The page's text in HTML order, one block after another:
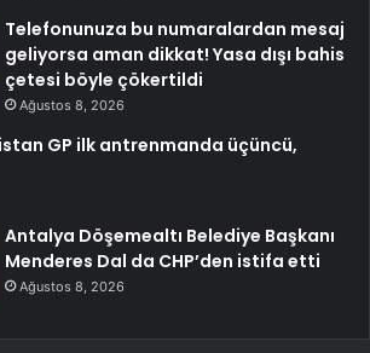
Telefonunuza bu numaralardan mesaj
geliyorsa aman dikkat! Yasa dışı bahis
çetesi böyle çökertildi
Ağustos 8, 2026
GP ilk antrenmanda üçüncü,
Antalya Döşemealtı Belediye Başkanı
Menderes Dal da CHP’den istifa etti
Ağustos 8, 2026